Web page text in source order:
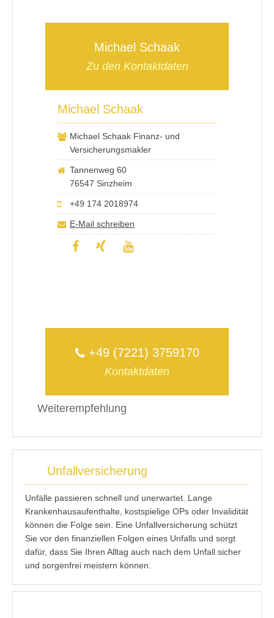
Michael Schaak
Zu den Kontaktdaten
Michael Schaak
Michael Schaak Finanz- und
Versicherungsmakler
Tannenweg 60
76547 Sinzheim
+49 174 2018974
E-Mail schreiben
+49 (7221) 3759170
Kontaktdaten
Weiterempfehlung
Unfallversicherung
Unfälle passieren schnell und unerwartet. Lange
Krankenhausaufenthalte, kostspielige OPs oder Invalidität
können die Folge sein. Eine Unfallversicherung schützt
Sie vor den finanziellen Folgen eines Unfalls und sorgt
dafür, dass Sie Ihren Alltag auch nach dem Unfall sicher
und sorgenfrei meistern können.